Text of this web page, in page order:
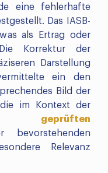
eine fehlerhafte
Das IASB-
als Ertrag oder
Korrektur der
Darstellung
ein den
Bild der
im Kontext der
geprüften
Relevanz